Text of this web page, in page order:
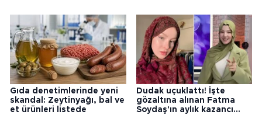
Gıda denetimlerinde yeni
skandal: Zeytinyağı, bal ve
et ürünleri listede
Dudak uçuklattı! İşte
gözaltına alınan Fatma
Soydaş'ın aylık kazancı...